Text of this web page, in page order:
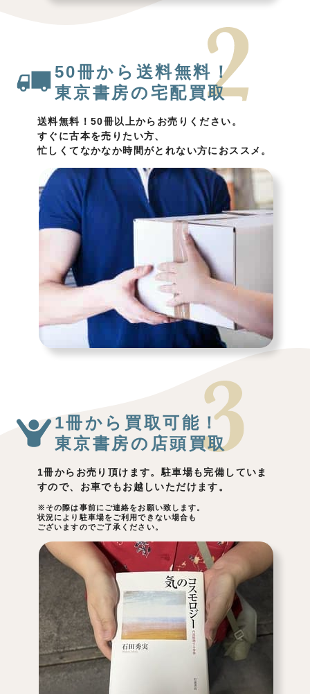
50冊から送料無料！
東京書房の宅配買取
送料無料！50冊以上からお売りください。
すぐに古本を売りたい方、
忙しくてなかなか時間がとれない方におススメ。
1冊から買取可能！
東京書房の店頭買取
1冊からお売り頂けます。駐車場も完備していま
すので、お車でもお越しいただけます。
※その際は事前にご連絡をお願い致します。
状況により駐車場をご利用できない場合も
ございますのでご了承ください。